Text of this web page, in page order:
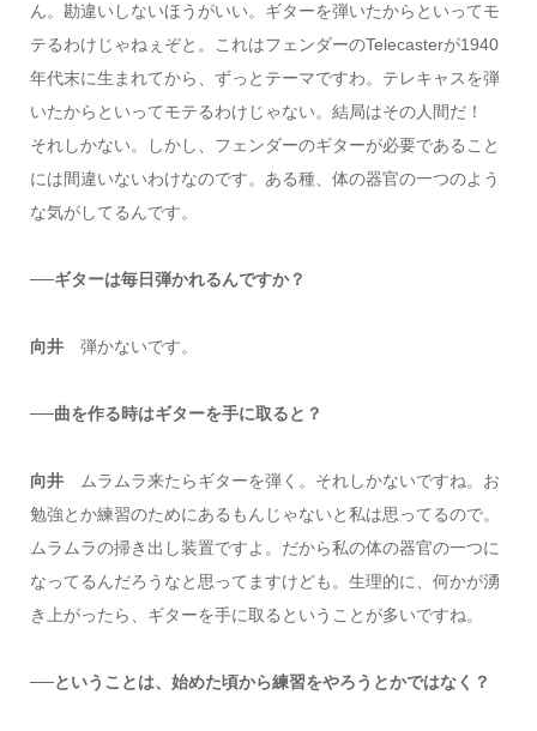
ん。勘違いしないほうがいい。ギターを弾いたからといってモ
テるわけじゃねぇぞと。これはフェンダーのTelecasterが1940
年代末に生まれてから、ずっとテーマですわ。テレキャスを弾
いたからといってモテるわけじゃない。結局はその人間だ！
それしかない。しかし、フェンダーのギターが必要であること
には間違いないわけなのです。ある種、体の器官の一つのよう
な気がしてるんです。
──ギターは毎日弾かれるんですか？
向井弾かないです。
──曲を作る時はギターを手に取ると？
向井ムラムラ来たらギターを弾く。それしかないですね。お
勉強とか練習のためにあるもんじゃないと私は思ってるので。
ムラムラの掃き出し装置ですよ。だから私の体の器官の一つに
なってるんだろうなと思ってますけども。生理的に、何かが湧
き上がったら、ギターを手に取るということが多いですね。
──ということは、始めた頃から練習をやろうとかではなく？